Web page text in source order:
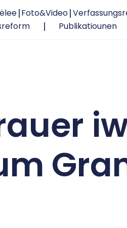
Foto&Video
Publikatiounen